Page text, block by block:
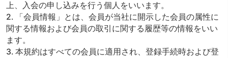
上、入会の申し込みを行う個人をいいます。
2. 「会員情報」とは、会員が当社に開示した会員の属性に
関する情報および会員の取引に関する履歴等の情報をいい
ます。
3. 本規約はすべての会員に適用され、登録手続時および登